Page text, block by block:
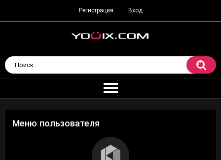
Регистрация Вход
Меню пользователя